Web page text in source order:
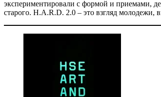
экспериментировали с формой и приемами,
старого. H.A.R.D. 2.0 – это взгляд молодежи,